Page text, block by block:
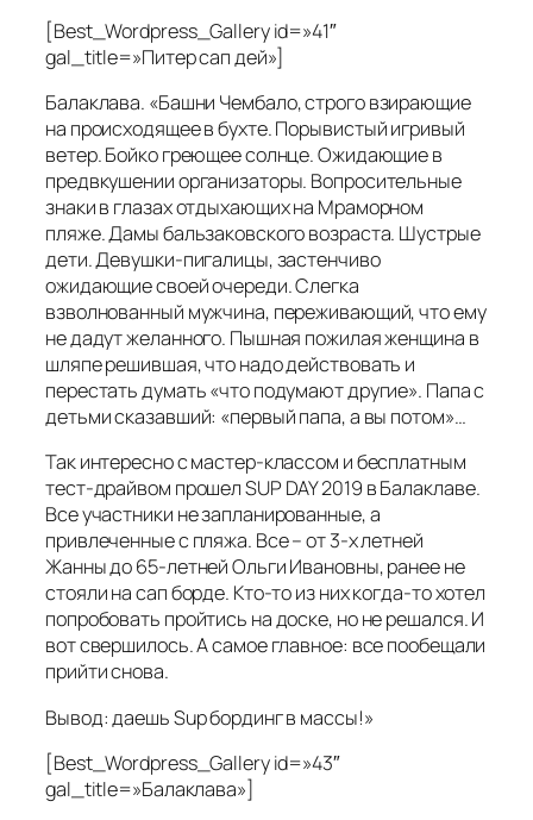
[Best_Wordpress_Gallery id=»41″
gal_title=»Питер сап дей»]
Балаклава. «Башни Чембало, строго взирающие
на происходящее в бухте. Порывистый игривый
ветер. Бойко греющее солнце. Ожидающие в
предвкушении организаторы. Вопросительные
знаки в глазах отдыхающих на Мраморном
пляже. Дамы бальзаковского возраста. Шустрые
дети. Девушки-пигалицы, застенчиво
ожидающие своей очереди. Слегка
взволнованный мужчина, переживающий, что ему
не дадут желанного. Пышная пожилая женщина в
шляпе решившая, что надо действовать и
перестать думать «что подумают другие». Папа с
детьми сказавший: «первый папа, а вы потом»…
Так интересно с мастер-классом и бесплатным
тест-драйвом прошел SUP DAY 2019 в Балаклаве.
Все участники не запланированные, а
привлеченные с пляжа. Все – от 3-х летней
Жанны до 65-летней Ольги Ивановны, ранее не
стояли на сап борде. Кто-то из них когда-то хотел
попробовать пройтись на доске, но не решался. И
вот свершилось. А самое главное: все пообещали
прийти снова.
Вывод: даешь Sup бординг в массы!»
[Best_Wordpress_Gallery id=»43″
gal_title=»Балаклава»]